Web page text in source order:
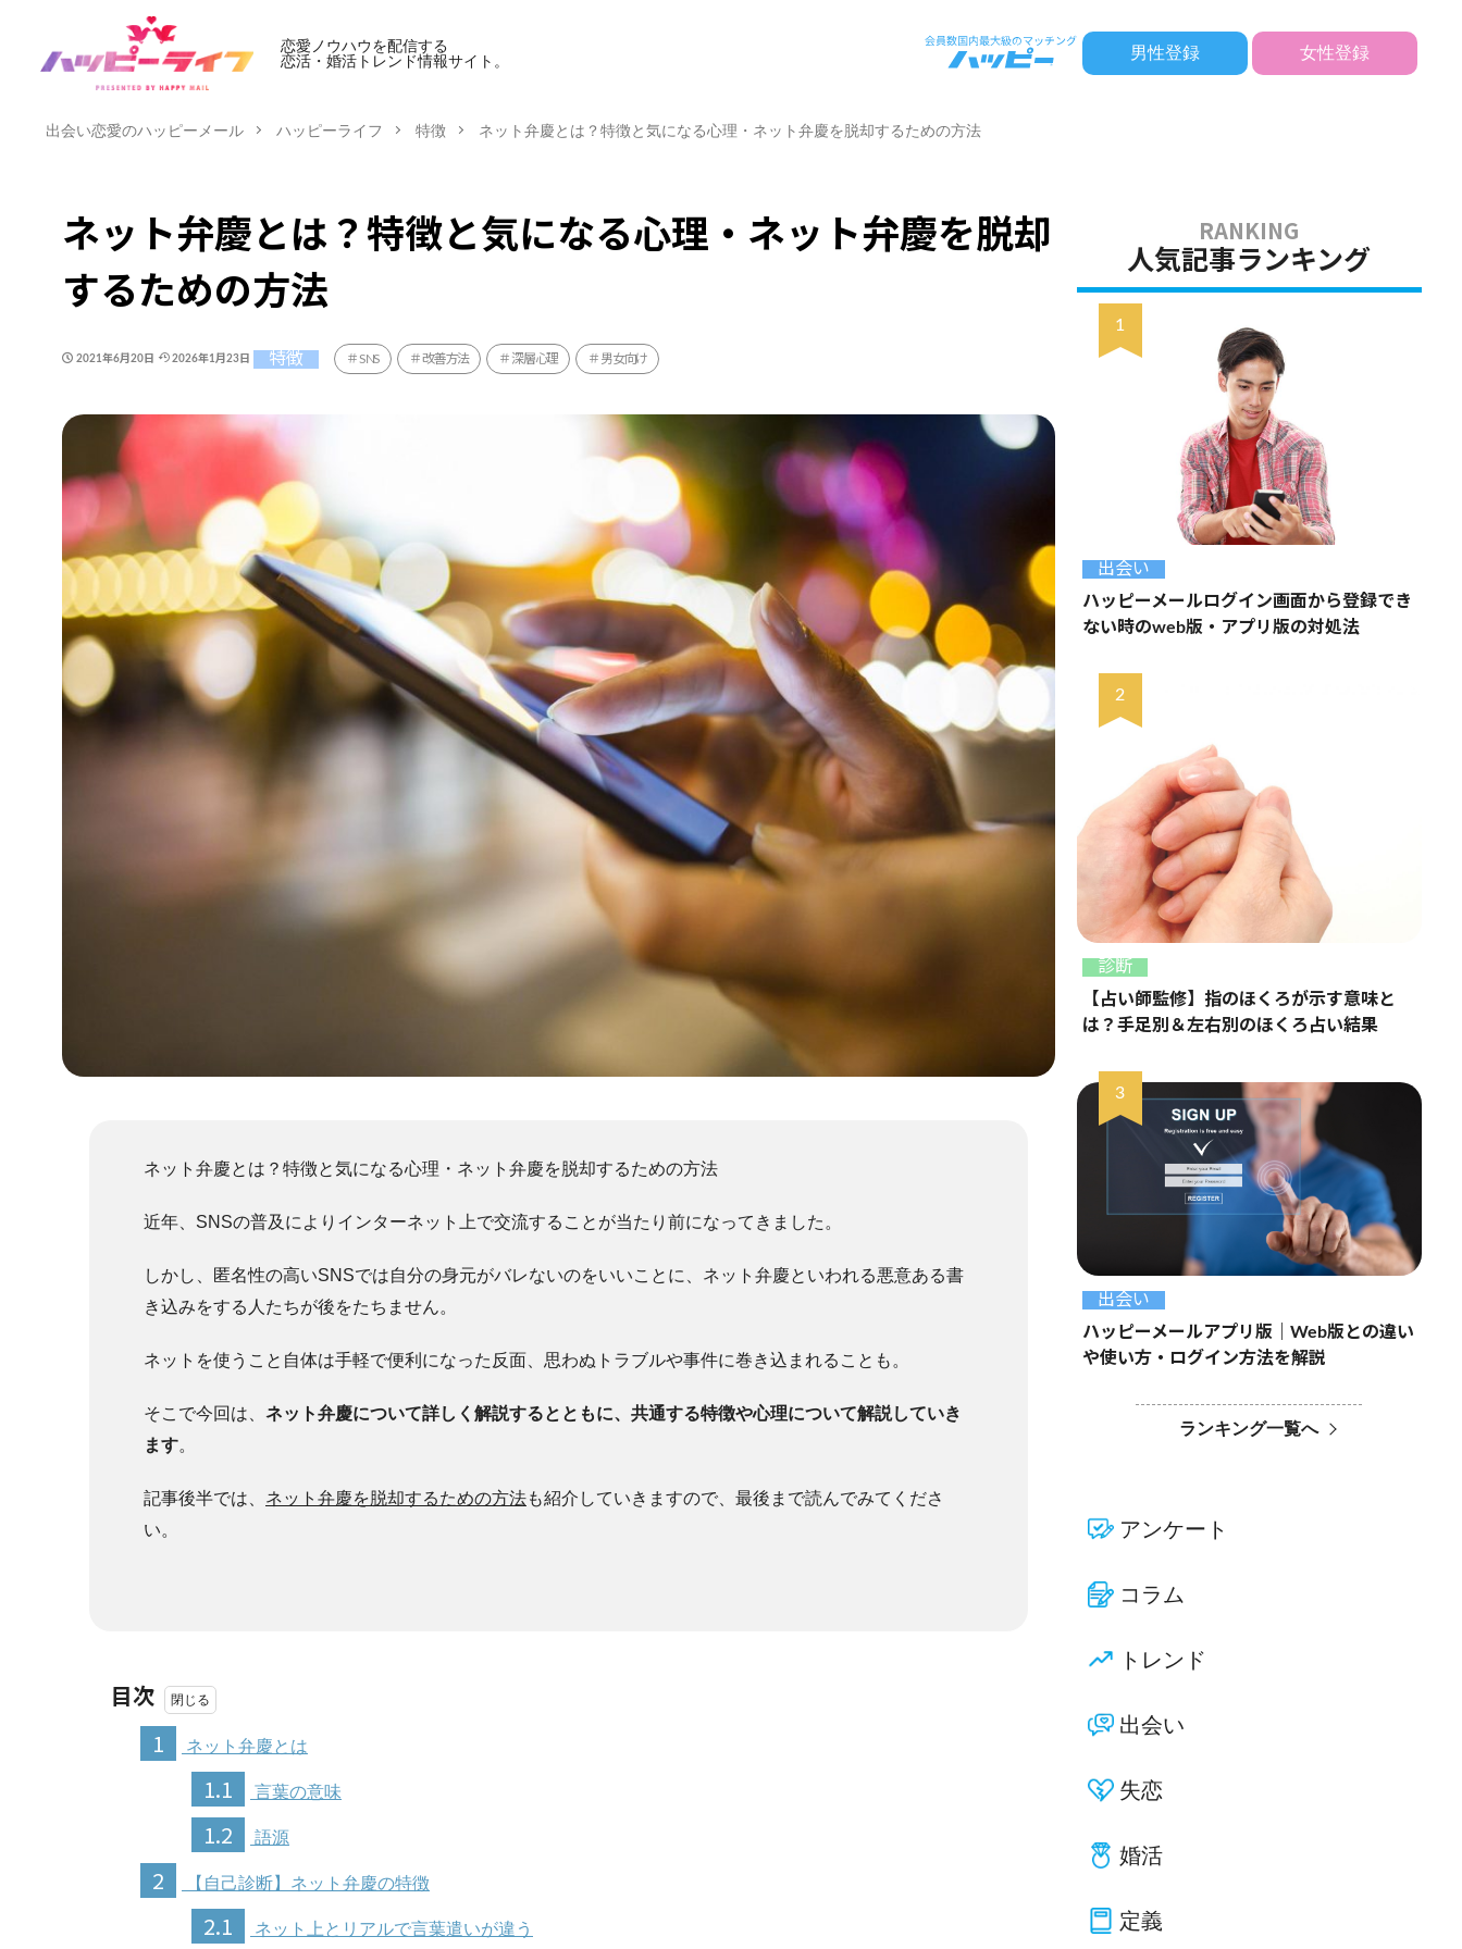
恋愛ノウハウを配信する
恋活・婚活トレンド情報サイト。
男性登録 女性登録
出会い恋愛のハッピーメール ハッピーライフ 特徴 ネット弁慶とは？特徴と気になる心理・ネット弁慶を脱却するための方法
ネット弁慶とは？特徴と気になる心理・ネット弁慶を脱却
するための方法
2021年6月20日 2026年1月23日 特徴 SNS 改善方法 深層心理 男女向け
ネット弁慶とは？特徴と気になる心理・ネット弁慶を脱却するための方法
近年、SNSの普及によりインターネット上で交流することが当たり前になってきました。
しかし、匿名性の高いSNSでは自分の身元がバレないのをいいことに、ネット弁慶といわれる悪意ある書
き込みをする人たちが後をたちません。
ネットを使うこと自体は手軽で便利になった反面、思わぬトラブルや事件に巻き込まれることも。
そこで今回は、 ネット弁慶について詳しく解説するとともに、共通する特徴や心理について解説していき
ます。
記事後半では、 ネット弁慶を脱却するための方法も紹介していきますので、最後まで読んでみてくださ
い。
目次
1
ネット弁慶とは
1.1 言葉の意味
1.2 語源
2 【自己診断】ネット弁慶の特徴
2.1 ネット上とリアルで言葉遣いが違う
人気記事ランキング
出会い
ハッピーメールログイン画面から登録でき
ない時のweb版・アプリ版の対処法
診断
【占い師監修】指のほくろが示す意味と
は？手足別＆左右別のほくろ占い結果
出会い
ハッピーメールアプリ版｜Web版との違い
や使い方・ログイン方法を解説
ランキング一覧へ
アンケート
コラム
トレンド
出会い
失恋
婚活
定義